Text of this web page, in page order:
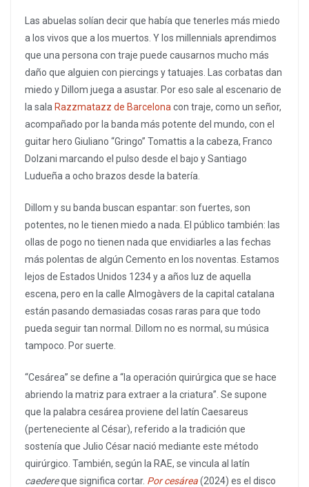
Las abuelas solían decir que había que tenerles más miedo
a los vivos que a los muertos. Y los millennials aprendimos
que una persona con traje puede causarnos mucho más
daño que alguien con piercings y tatuajes. Las corbatas dan
miedo y Dillom juega a asustar. Por eso sale al escenario de
la sala Razzmatazz de Barcelonacon traje, como un señor,
acompañado por la banda más potente del mundo, con el
guitar hero Giuliano “Gringo” Tomattis a la cabeza, Franco
Dolzani marcando el pulso desde el bajo y Santiago
Ludueña a ocho brazos desde la batería.
Dillom y su banda buscan espantar: son fuertes, son
potentes, no le tienen miedo a nada. El público también: las
ollas de pogo no tienen nada que envidiarles a las fechas
más polentas de algún Cemento en los noventas. Estamos
lejos de Estados Unidos 1234 y a años luz de aquella
escena, pero en la calle Almogàvers de la capital catalana
están pasando demasiadas cosas raras para que todo
pueda seguir tan normal. Dillom no es normal, su música
tampoco. Por suerte.
“Cesárea” se define a “la operación quirúrgica que se hace
abriendo la matriz para extraer a la criatura”. Se supone
que la palabra cesárea proviene del latín Caesareus
(perteneciente al César), referido a la tradición que
sostenía que Julio César nació mediante este método
quirúrgico. También, según la RAE, se vincula al latín
caedereque significa cortar. Por cesárea(2024) es el disco